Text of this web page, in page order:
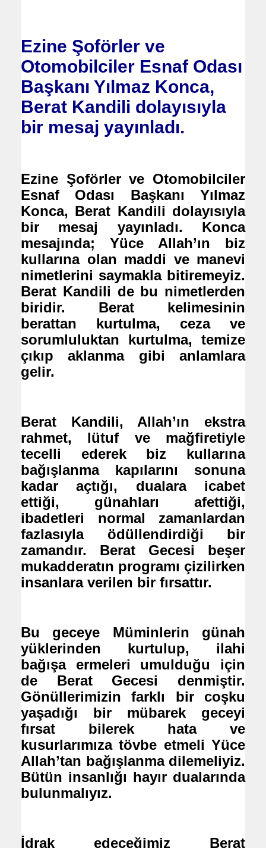
Ezine Şoförler ve
Otomobilciler Esnaf Odası
Başkanı Yılmaz Konca,
Berat Kandili dolayısıyla
bir mesaj yayınladı.
Ezine Şoförler ve Otomobilciler
Esnaf Odası Başkanı Yılmaz
Konca, Berat Kandili dolayısıyla
bir mesaj yayınladı. Konca
mesajında; Yüce Allah’ın biz
kullarına olan maddi ve manevi
nimetlerini saymakla bitiremeyiz.
Berat Kandili de bu nimetlerden
biridir. Berat kelimesinin
berattan kurtulma, ceza ve
sorumluluktan kurtulma, temize
çıkıp aklanma gibi anlamlara
gelir.
Berat Kandili, Allah’ın ekstra
rahmet, lütuf ve mağfiretiyle
tecelli ederek biz kullarına
bağışlanma kapılarını sonuna
kadar açtığı, dualara icabet
ettiği, günahları afettiği,
ibadetleri normal zamanlardan
fazlasıyla ödüllendirdiği bir
zamandır. Berat Gecesi beşer
mukadderatın programı çizilirken
insanlara verilen bir fırsattır.
Bu geceye Müminlerin günah
yüklerinden kurtulup, ilahi
bağışa ermeleri umulduğu için
de Berat Gecesi denmiştir.
Gönüllerimizin farklı bir coşku
yaşadığı bir mübarek geceyi
fırsat bilerek hata ve
kusurlarımıza tövbe etmeli Yüce
Allah’tan bağışlanma dilemeliyiz.
Bütün insanlığı hayır dualarında
bulunmalıyız.
İdrak edeceğimiz Berat